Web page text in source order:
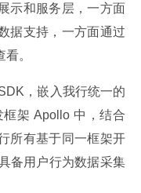
示和服务层，一方面
据支持，一方面通过
。
，嵌入我行统一的
架 Apollo 中，结合
所有基于同一框架开
备用户行为数据采集